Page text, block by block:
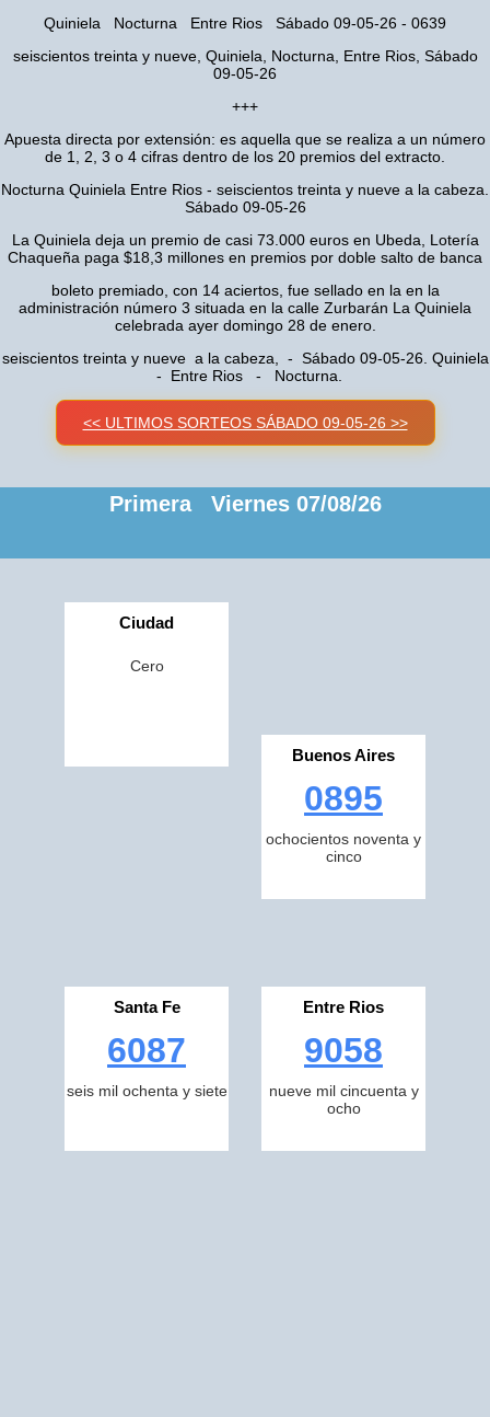
Quiniela Nocturna Entre Rios Sábado 09-05-26 - 0639
seiscientos treinta y nueve, Quiniela, Nocturna, Entre Rios, Sábado
09-05-26
+++
Apuesta directa por extensión: es aquella que se realiza a un número
de 1, 2, 3 o 4 cifras dentro de los 20 premios del extracto.
Nocturna Quiniela Entre Rios - seiscientos treinta y nueve a la cabeza.
Sábado 09-05-26
La Quiniela deja un premio de casi 73.000 euros en Ubeda, Lotería
Chaqueña paga $18,3 millones en premios por doble salto de banca
boleto premiado, con 14 aciertos, fue sellado en la en la
administración número 3 situada en la calle Zurbarán La Quiniela
celebrada ayer domingo 28 de enero.
seiscientos treinta y nueve a la cabeza, - Sábado 09-05-26. Quiniela
- Entre Rios - Nocturna.
<< ULTIMOS SORTEOS SÁBADO 09-05-26 >>
Primera Viernes 07/08/26
Ciudad
Cero
Buenos Aires
0895
ochocientos noventa y
cinco
Santa Fe
6087
seis mil ochenta y siete
Entre Rios
9058
nueve mil cincuenta y
ocho